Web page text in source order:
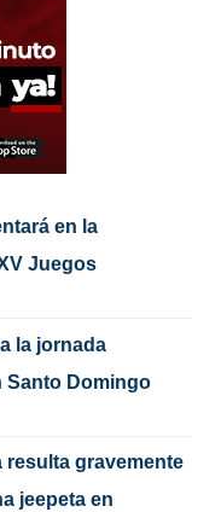
en la
Juegos
la jornada
Santo Domingo
resulta gravemente
jeepeta en